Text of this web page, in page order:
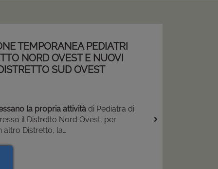
TEMPORANEA PEDIATRI
NORD OVEST E NUOVI
SUD OVEST
la propria attività di Pediatra di
il Distretto Nord Ovest, per
altro Distretto, la…
CESSAZIONE
RICCARDO E
CHIAVASSA
dal 1 agosto il dott. Riccardo
l’attività in qualità di Medico di